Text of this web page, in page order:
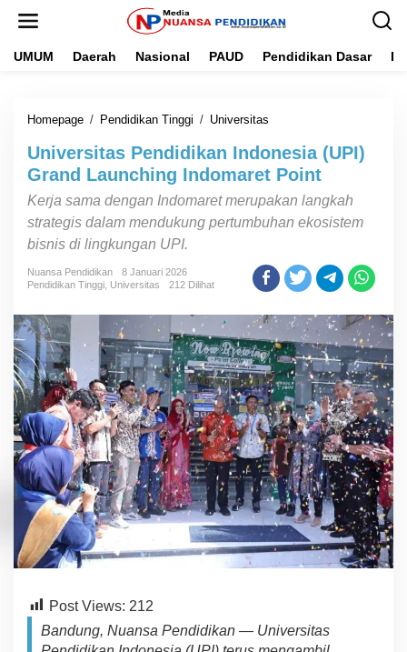
UMUM Daerah Nasional PAUD Pendidikan Dasar
Homepage / Pendidikan Tinggi / Universitas
i
v
e
r
s
a
e
n
d
i
d
i
k
a
n
I
n
d
o
n
e
U
Universitas Pendidikan Indonesia (UPI)
Grand Launching Indomaret Point
Kerja sama dengan Indomaret merupakan langkah
strategis dalam mendukung pertumbuhan ekosistem
bisnis di lingkungan UPI.
Nuansa Pendidikan
8 Januari 2026
Pendidikan Tinggi Universitas 212 Dilihat
Post Views: 212
Bandung, Nuansa Pendidikan — Universitas